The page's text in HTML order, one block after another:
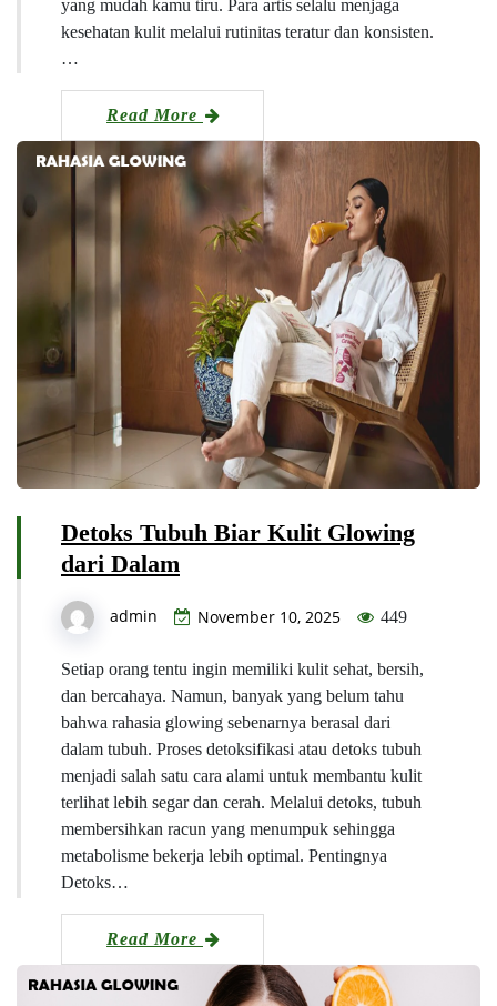
yang mudah kamu tiru. Para artis selalu menjaga
kesehatan kulit melalui rutinitas teratur dan konsisten.
…
Read More
Detoks Tubuh Biar Kulit Glowing
dari Dalam
admin November 10, 2025 449
Setiap orang tentu ingin memiliki kulit sehat, bersih,
dan bercahaya. Namun, banyak yang belum tahu
bahwa rahasia glowing sebenarnya berasal dari
dalam tubuh. Proses detoksifikasi atau detoks tubuh
menjadi salah satu cara alami untuk membantu kulit
terlihat lebih segar dan cerah. Melalui detoks, tubuh
membersihkan racun yang menumpuk sehingga
metabolisme bekerja lebih optimal. Pentingnya
Detoks…
Read More